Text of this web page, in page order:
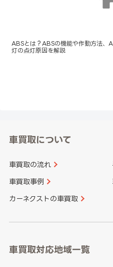
ABSとは？ABSの機能や作動方法、
灯の点灯原因を解説
車買取について
車買取の流れ
車買取事例
カーネクストの車買取
車買取対応地域一覧